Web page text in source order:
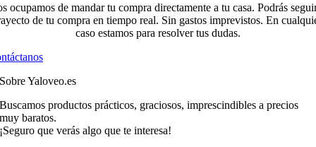
ocupamos de mandar tu compra directamente a tu casa. Podrás
de tu compra en tiempo real. Sin gastos imprevistos. En
caso estamos para resolver tus dudas.
Sobre Yaloveo.es
Buscamos productos prácticos, graciosos, imprescindibles a precios
muy baratos.
¡Seguro que verás algo que te interesa!